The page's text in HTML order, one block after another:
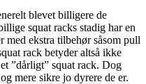
blevet billigere de
squat racks stadig har en
med ekstra tilbehør såsom pull
rack betyder altså ikke
”dårligt” squat rack. Dog
mere sikre jo dyrere de er.